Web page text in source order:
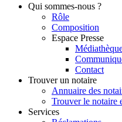
Qui sommes-nous ?
Rôle
Composition
Espace Presse
Contact
Trouver un notaire
Annuaire des
Trouver le notaire
Services